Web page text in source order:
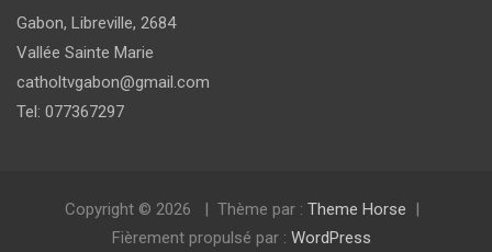
Gabon, Libreville, 2684
Vallée Sainte Marie
catholtvgabon@gmail.com
Tel: 077367297
Copyright © 2026 Thème par : Theme Horse
Fièrement propulsé par : WordPress